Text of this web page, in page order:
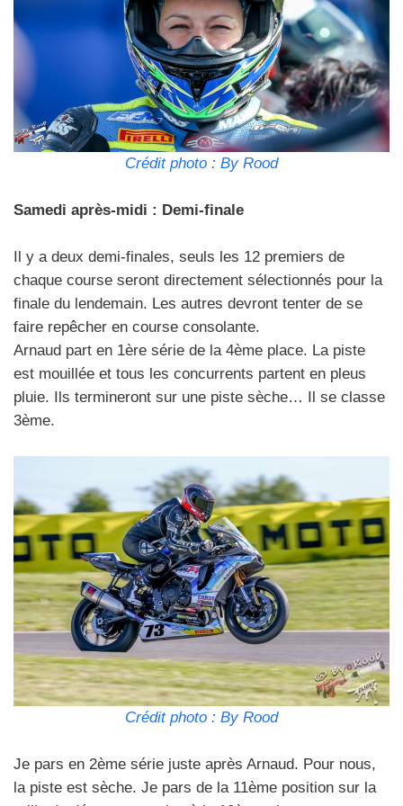
Crédit photo : By Rood
Samedi après-midi : Demi-finale
Il y a deux demi-finales, seuls les 12 premiers de
chaque course seront directement sélectionnés pour la
finale du lendemain. Les autres devront tenter de se
faire repêcher en course consolante.
Arnaud part en 1ère série de la 4ème place. La piste
est mouillée et tous les concurrents partent en pleus
pluie. Ils termineront sur une piste sèche… Il se classe
3ème.
Crédit photo : By Rood
Je pars en 2ème série juste après Arnaud. Pour nous,
la piste est sèche. Je pars de la 11ème position sur la